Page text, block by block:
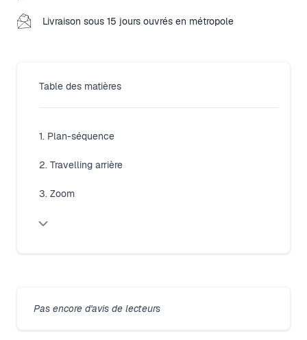
Livraison sous 15 jours ouvrés en métropole
Table des matières
1. Plan-séquence
2. Travelling arrière
3. Zoom
Pas encore d'avis de lecteurs